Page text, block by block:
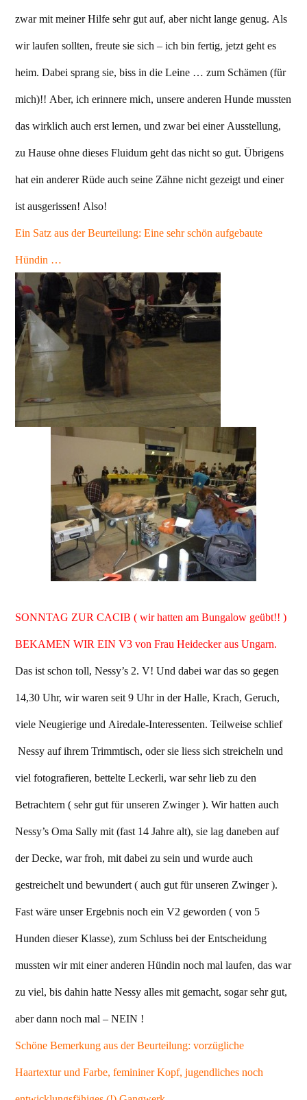
zwar mit meiner Hilfe sehr gut auf, aber nicht lange genug. Als
wir laufen sollten, freute sie sich – ich bin fertig, jetzt geht es
heim. Dabei sprang sie, biss in die Leine … zum Schämen (für
mich)!! Aber, ich erinnere mich, unsere anderen Hunde mussten
das wirklich auch erst lernen, und zwar bei einer Ausstellung,
zu Hause ohne dieses Fluidum geht das nicht so gut. Übrigens
hat ein anderer Rüde auch seine Zähne nicht gezeigt und einer
ist ausgerissen! Also!
Ein Satz aus der Beurteilung: Eine sehr schön aufgebaute
Hündin …
SONNTAG ZUR CACIB ( wir hatten am Bungalow geübt!! )
BEKAMEN WIR EIN V3 von Frau Heidecker aus Ungarn.
Das ist schon toll, Nessy’s 2. V! Und dabei war das so gegen
14,30 Uhr, wir waren seit 9 Uhr in der Halle, Krach, Geruch,
viele Neugierige und Airedale-Interessenten. Teilweise schlief
Nessy auf ihrem Trimmtisch, oder sie liess sich streicheln und
viel fotografieren, bettelte Leckerli, war sehr lieb zu den
Betrachtern ( sehr gut für unseren Zwinger ). Wir hatten auch
Nessy’s Oma Sally mit (fast 14 Jahre alt), sie lag daneben auf
der Decke, war froh, mit dabei zu sein und wurde auch
gestreichelt und bewundert ( auch gut für unseren Zwinger ).
Fast wäre unser Ergebnis noch ein V2 geworden ( von 5
Hunden dieser Klasse), zum Schluss bei der Entscheidung
mussten wir mit einer anderen Hündin noch mal laufen, das war
zu viel, bis dahin hatte Nessy alles mit gemacht, sogar sehr gut,
aber dann noch mal – NEIN !
Schöne Bemerkung aus der Beurteilung: vorzügliche
Haartextur und Farbe, femininer Kopf, jugendliches noch